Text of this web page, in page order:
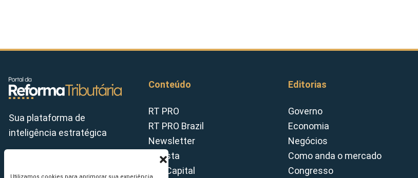
Sua plataforma de
inteligência estratégica
Conteúdo
RT PRO
RT PRO Brazil
Newsletter
Revista
Tax Capital
Editorias
Governo
Economia
Negócios
Como anda o mercado
Congresso